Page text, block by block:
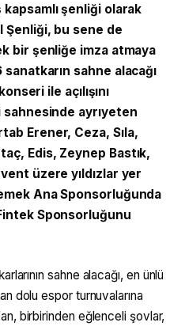
şenliği olarak
Şenliği, bu sene de
bir şenliğe imza atmaya
sanatkarın sahne alacağı
ile açılışını
ayrıyeten
Erener, Ceza, Sıla,
Edis, Zeynep Bastık,
üzere yıldızlar yer
Ana Sponsorluğunda
Sponsorluğunu
sahne alacağı, en ünlü
dolu espor turnuvalarına
birbirinden eğlenceli şovlar,